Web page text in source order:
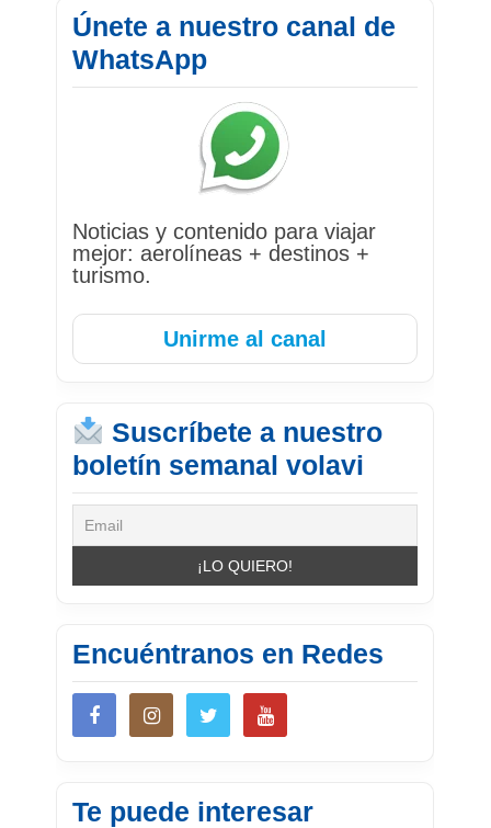
Únete a nuestro canal de
WhatsApp
Noticias y contenido para viajar
mejor: aerolíneas + destinos +
turismo.
Unirme al canal
Suscríbete a nuestro
boletín semanal volavi
Encuéntranos en Redes
Te puede interesar